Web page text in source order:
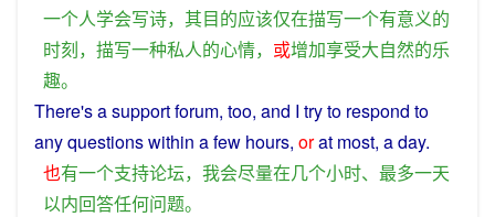
一个人学会写诗， 其目的应该仅在描写一个有意义的
时刻， 描写一种私人的心情， 或增加享受大自然的乐
趣。
There'sasupportforum, too, and I tryto respond to
anyquestionswithin afew hours, orat most, aday.
也有一个支持论坛， 我会尽量在几个小时、 最多一天
以内回答任何问题。